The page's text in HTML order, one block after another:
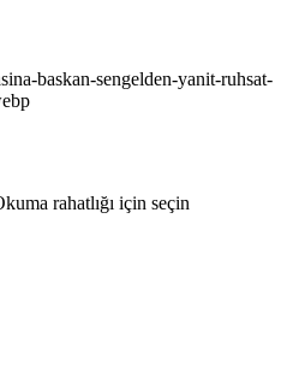
baskan-sengelden-yanit-ruhsat-
rahatlığı için seçin